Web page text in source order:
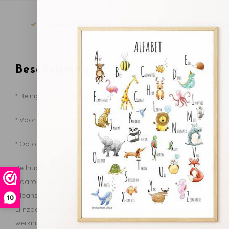
10
Beschrijving
* Reinigt de huid en verwijdert make-up
* Voor zowel ‘s morgens als ‘s avonds
* Op oliebasis, zonder irriterende schuimmiddelen
Je huid neemt per dag al genoeg schadelijke stoffen van
daarom niet echt logisch. Pure verzorging in een fles wel.
Cleanser in het leven geroepen, die je zowel ’s morgens als ’s
Lijnzaad- en Zonnebloemolie is namelijk zacht voor je huid. De
werking verwijdert onzuiverheden én hydrateert.